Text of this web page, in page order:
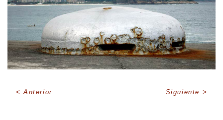
Anterior Siguiente